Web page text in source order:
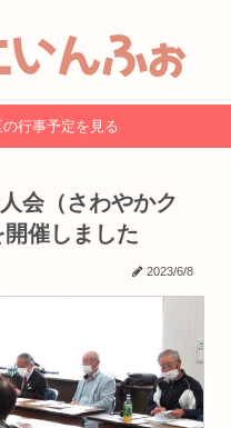
行事予定を見る
会（さわやかク
催しました
2023/6/8